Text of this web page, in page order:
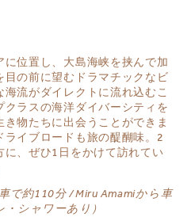
位置し、大島海峡を挟んで加
の前に望むドラマチックなビ
流がダイレクトに流れ込むこ
ラスの海洋ダイバーシティを
物たちに出会うことができま
イブロードも旅の醍醐味。2
、ぜひ1日をかけて訪れてい
で約110分 / Miru Amamiから車
シャワーあり）